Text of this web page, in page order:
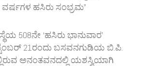
ಹಸಿರು ಸಂಭ್ರಮ”
508ನೇ ‘ಹಸಿರು ಭಾನುವಾರ’
21ರಂದು ಬಸವನಗುಡಿಯ ಬಿ.ಪಿ.
ಅನಂತವನದಲ್ಲಿ ಯಶಸ್ವಿಯಾಗಿ